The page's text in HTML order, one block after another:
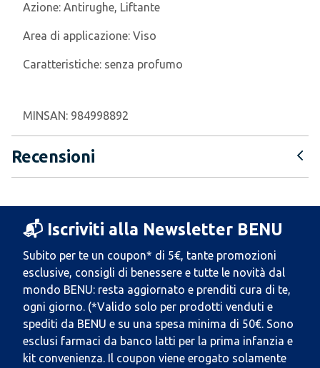
Azione: Antirughe, Liftante
Area di applicazione: Viso
Caratteristiche: senza profumo
MINSAN: 984998892
Recensioni
📬 Iscriviti alla Newsletter BENU
Subito per te un coupon* di 5€, tante promozioni
esclusive, consigli di benessere e tutte le novità dal
mondo BENU: resta aggiornato e prenditi cura di te,
ogni giorno. (*Valido solo per prodotti venduti e
spediti da BENU e su una spesa minima di 50€. Sono
esclusi farmaci da banco latti per la prima infanzia e
kit convenienza. Il coupon viene erogato solamente